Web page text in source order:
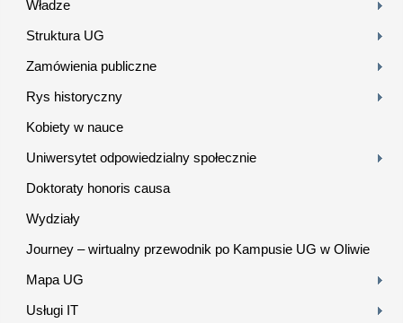
Władze
Struktura UG
Zamówienia publiczne
Rys historyczny
Kobiety w nauce
Uniwersytet odpowiedzialny społecznie
Doktoraty honoris causa
Wydziały
Journey – wirtualny przewodnik po Kampusie UG w Oliwie
Mapa UG
Usługi IT